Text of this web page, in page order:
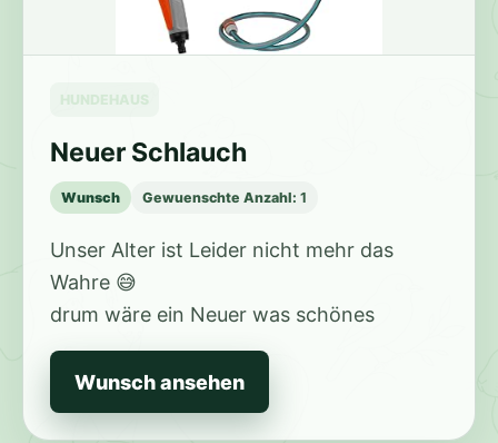
HUNDEHAUS
Neuer Schlauch
Wunsch Gewuenschte Anzahl: 1
Unser Alter ist Leider nicht mehr das
Wahre 😅
drum wäre ein Neuer was schönes
Wunsch ansehen